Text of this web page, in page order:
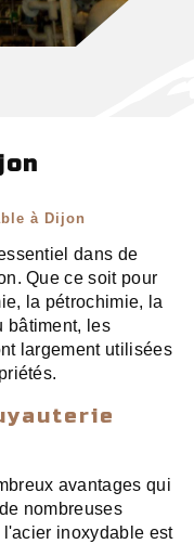
à Dijon
dans de
Que ce soit pour
la pétrochimie, la
bâtiment, les
largement utilisées
avantages qui
nombreuses
inoxydable est